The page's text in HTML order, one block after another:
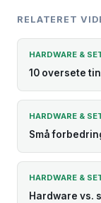
RELATERET
HARDWARE &
10 oversete
HARDWARE &
Små
HARDWARE &
Hardware vs.